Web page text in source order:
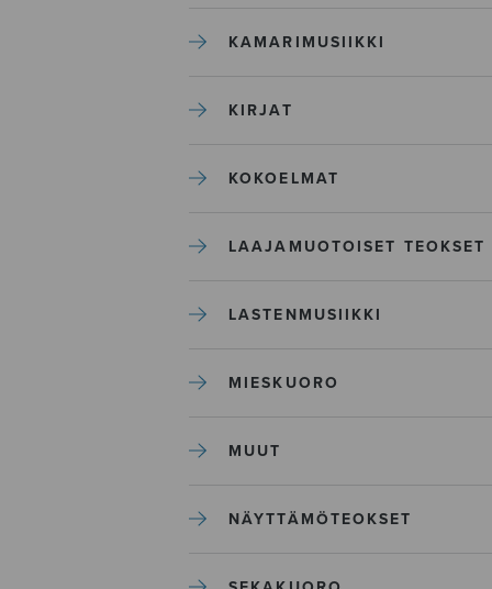
KAMARIMUSIIKKI
KIRJAT
KOKOELMAT
LAAJAMUOTOISET TEOKSET
LASTENMUSIIKKI
MIESKUORO
MUUT
NÄYTTÄMÖTEOKSET